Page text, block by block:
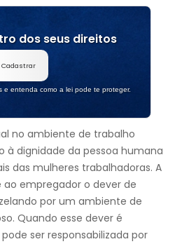
dos seus direitos
Cadastrar
e entenda como a lei pode te proteger.
no ambiente de trabalho
à dignidade da pessoa humana
das mulheres trabalhadoras. A
ao empregador o dever de
por um ambiente de
Quando esse dever é
ser responsabilizada por